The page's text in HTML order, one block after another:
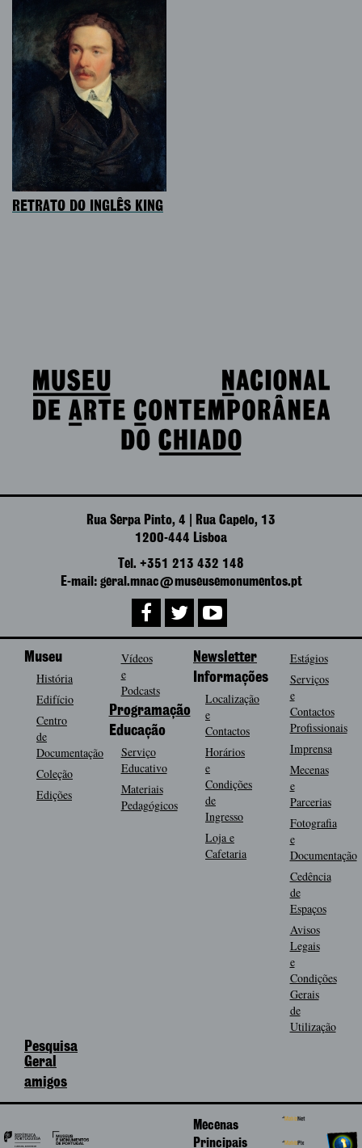
RETRATO DO INGLÊS KING
Rua Serpa Pinto, 4 | Rua Capelo, 13
1200-444 Lisboa
Tel. +351 213 432 148
E-mail: geral.mnac@museusemonumentos.pt
Museu
História
Edifício
Centro
de
Documentação
Coleção
Edições
Vídeos
e
Podcasts
Programação
Educação
Serviço
Educativo
Materiais
Pedagógicos
Newsletter
Informações
Localização
e
Contactos
Horários
e
Condições
de
Ingresso
Loja e
Cafetaria
Estágios
Serviços
e
Contactos
Profissionais
Imprensa
Mecenas
e
Parcerias
Fotografia
e
Documentação
Cedência
de
Espaços
Avisos
Legais
e
Condições
Gerais
de
Utilização
Pesquisa
Geral
amigos
Mecenas
Principais